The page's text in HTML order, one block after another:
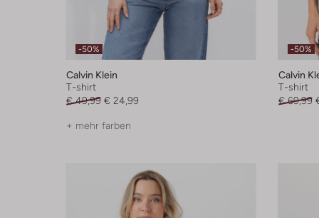
-50%
Calvin Klein
T-shirt
€ 49,99 € 24,99
+ mehr farben
-50%
Calvin
T-shirt
€ 69,99